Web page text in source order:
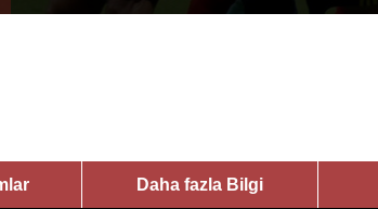
Daha fazla Bilgi